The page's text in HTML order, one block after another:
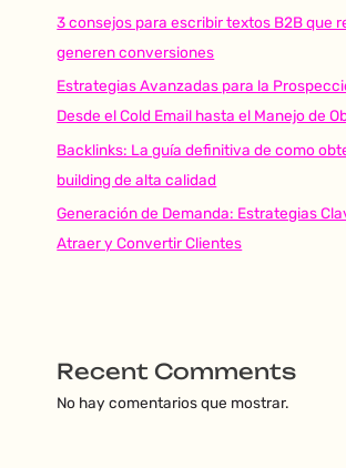
3 consejos para escribir textos B2B que
generen conversiones
Estrategias Avanzadas para la
Desde el Cold Email hasta el Manejo de
Backlinks: La guía definitiva de como
building de alta calidad
Generación de Demanda: Estrategias
Atraer y Convertir Clientes
Recent Comments
No hay comentarios que mostrar.